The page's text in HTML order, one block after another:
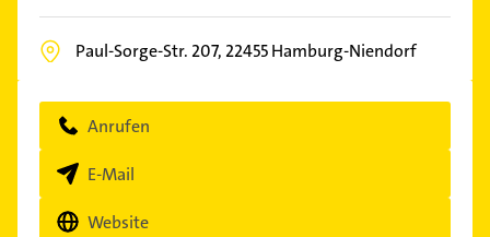
Paul-Sorge-Str. 207, 22455Hamburg-Niendorf
Anrufen
E-Mail
Website